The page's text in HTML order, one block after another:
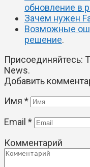
обновление в
Зачем нужен
Возможные
решение.
Присоединяйтесь:
News.
Добавить
Имя *
Email *
Комментарий